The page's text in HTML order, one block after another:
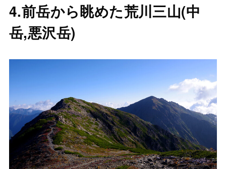
4.前岳から眺めた荒川三山(中
岳,悪沢岳)